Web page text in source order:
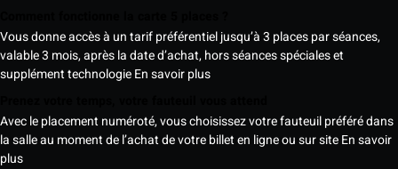
Vous donne accès à un tarif préférentiel jusqu’à 3 places par séances,
valable 3 mois, après la date d’achat, hors séances spéciales et
supplément technologieEn savoir plus
Avec le placement numéroté, vous choisissez votre fauteuil préféré dans
la salle au moment de l’achat de votre billet en ligne ou sur siteEn savoir
plus